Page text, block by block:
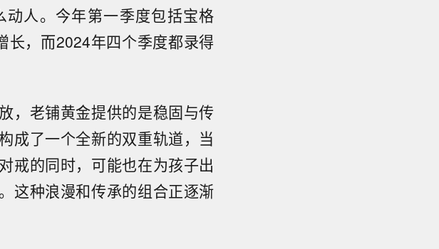
人。今年第一季度包括宝格
长，而2024年四个季度都录得
，老铺黄金提供的是稳固与传
成了一个全新的双重轨道，当
戒的同时，可能也在为孩子出
这种浪漫和传承的组合正逐渐